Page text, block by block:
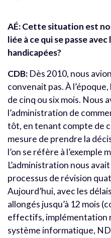
AÉ: Cette situation est
liée à ce qui se passe
handicapées?
CDB: Dès 2010, nous
convenait pas. À
de cinq ou six mois. Nous
l’administration de
tôt, en tenant compte de
mesure de prendre la
l’on se réfère à l’exemple
L’administration nous
processus de révision
Aujourd’hui, avec les
allongés jusqu’à 12 mois
effectifs, implémentation
système informatique,